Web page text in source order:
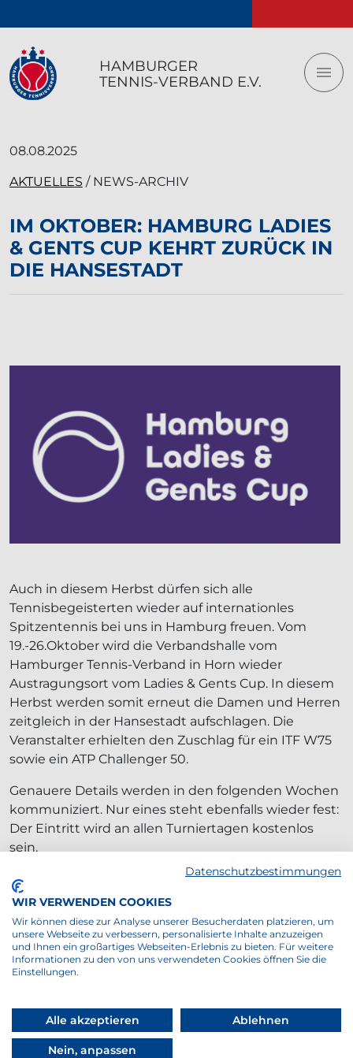
Logo vom Hamburger Tennis-Verband e.V.
HAMBURGER
TENNIS-VERBAND E.V.
08.08.2025
AKTUELLES / NEWS-ARCHIV
IM OKTOBER: HAMBURG LADIES
& GENTS CUP KEHRT ZURÜCK IN
DIE HANSESTADT
Auch in diesem Herbst dürfen sich alle
Tennisbegeisterten wieder auf internationles
Spitzentennis bei uns in Hamburg freuen. Vom
19.-26.Oktober wird die Verbandshalle vom
Hamburger Tennis-Verband in Horn wieder
Austragungsort vom Ladies & Gents Cup. In diesem
Herbst werden somit erneut die Damen und Herren
zeitgleich in der Hansestadt aufschlagen. Die
Veranstalter erhielten den Zuschlag für ein ITF W75
sowie ein ATP Challenger 50.
Genauere Details werden in den folgenden Wochen
kommuniziert. Nur eines steht ebenfalls wieder fest:
Der Eintritt wird an allen Turniertagen kostenlos
sein.
ZUR ÜBERSICHT
Datenschutzbestimmungen
WIR VERWENDEN COOKIES
Wir können diese zur Analyse unserer Besucherdaten platzieren, um
unsere Webseite zu verbessern, personalisierte Inhalte anzuzeigen
und Ihnen ein großartiges Webseiten-Erlebnis zu bieten. Für weitere
Informationen zu den von uns verwendeten Cookies öffnen Sie die
Einstellungen.
Alle akzeptieren Ablehnen
Nein, anpassen